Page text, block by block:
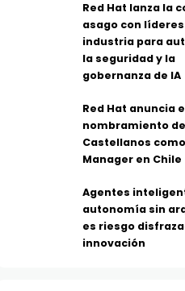
Red Hat lanza la
asago con
industria para
la seguridad y la
gobernanza de IA
Red Hat anuncia
nombramiento
Castellanos
Manager en Chile
Agentes
autonomía sin
es riesgo
innovación